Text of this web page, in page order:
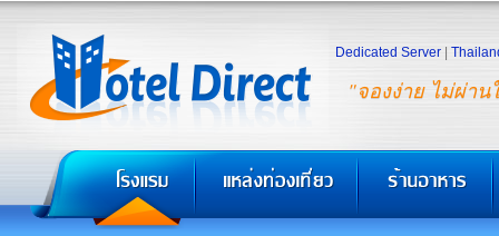
"จองง่าย ไม่ผ่าน
Dedicated Server